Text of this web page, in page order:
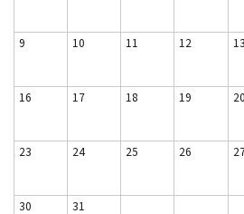
9 10 11 12 13
16 17 18 19 20
23 24 25 26
30 31